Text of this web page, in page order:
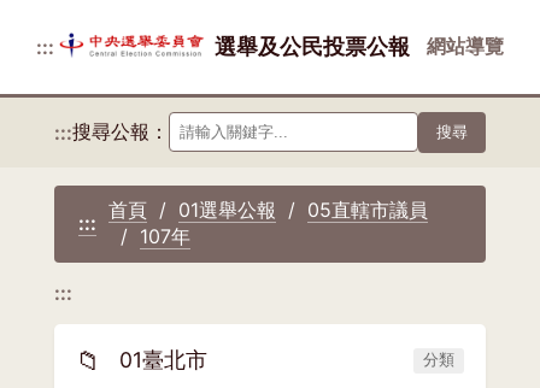
::: 選舉及公民投票公報 網站導覽
:::搜尋公報： 搜尋
:::
首頁 01選舉公報
05直轄市議員
107年
:::
📁 01臺北市 分類